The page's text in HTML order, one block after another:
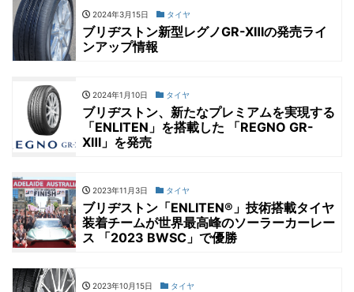
2024年3月15日 タイヤ
ブリヂストン新型レグノGR-XⅢの発売ライ
ンアップ情報
2024年1月10日 タイヤ
ブリヂストン、新たなプレミアムを実現する
「ENLITEN」を搭載した 「REGNO GR-
XⅢ」を発売
2023年11月3日 タイヤ
ブリヂストン「ENLITEN®」技術搭載タイヤ
装着チームが世界最高峰のソーラーカーレー
ス 「2023 BWSC」で優勝
2023年10月15日 タイヤ